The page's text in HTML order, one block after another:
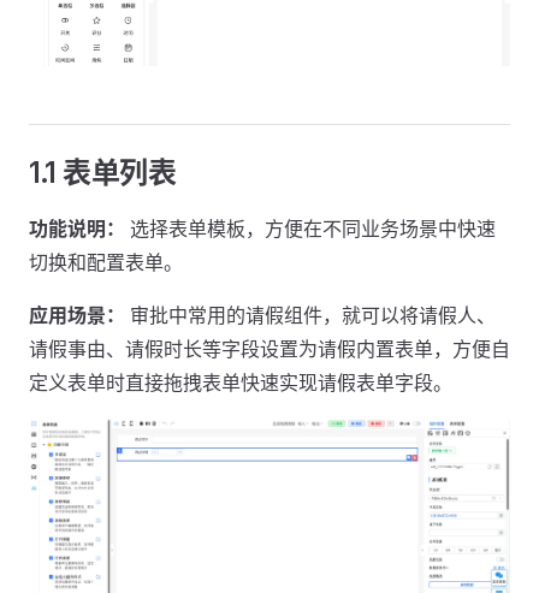
1.1 表单列表
功能说明：
选择表单模板，方便在不同业务场景中快速
切换和配置表单。
应用场景：
审批中常用的请假组件，就可以将请假人、
请假事由、请假时长等字段设置为请假内置表单，方便自
定义表单时直接拖拽表单快速实现请假表单字段。